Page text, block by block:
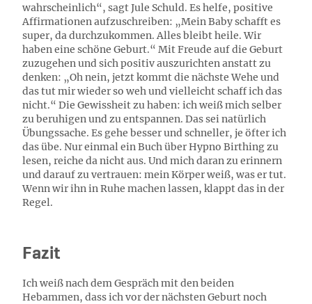
wahrscheinlich“, sagt Jule Schuld. Es helfe, positive
Affirmationen aufzuschreiben: „Mein Baby schafft es
super, da durchzukommen. Alles bleibt heile. Wir
haben eine schöne Geburt.“ Mit Freude auf die Geburt
zuzugehen und sich positiv auszurichten anstatt zu
denken: „Oh nein, jetzt kommt die nächste Wehe und
das tut mir wieder so weh und vielleicht schaff ich das
nicht.“ Die Gewissheit zu haben: ich weiß mich selber
zu beruhigen und zu entspannen. Das sei natürlich
Übungssache. Es gehe besser und schneller, je öfter ich
das übe. Nur einmal ein Buch über Hypno Birthing zu
lesen, reiche da nicht aus. Und mich daran zu erinnern
und darauf zu vertrauen: mein Körper weiß, was er tut.
Wenn wir ihn in Ruhe machen lassen, klappt das in der
Regel.
Fazit
Ich weiß nach dem Gespräch mit den beiden
Hebammen, dass ich vor der nächsten Geburt noch